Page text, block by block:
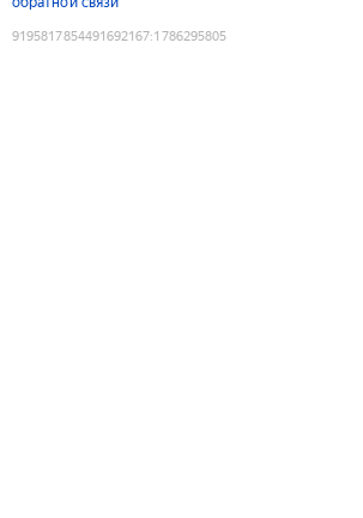
9195817854491692167:1786295805